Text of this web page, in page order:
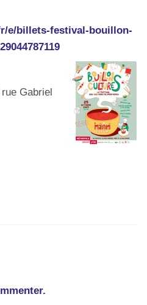
e/billets-festival-bouillon-
Gabriel